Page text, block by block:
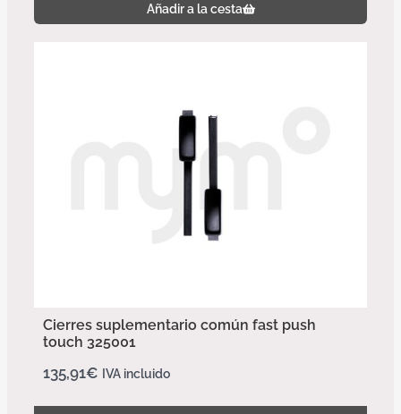
Añadir a la cesta
Cierres suplementario común fast push
touch 325001
135,91€ IVA incluido